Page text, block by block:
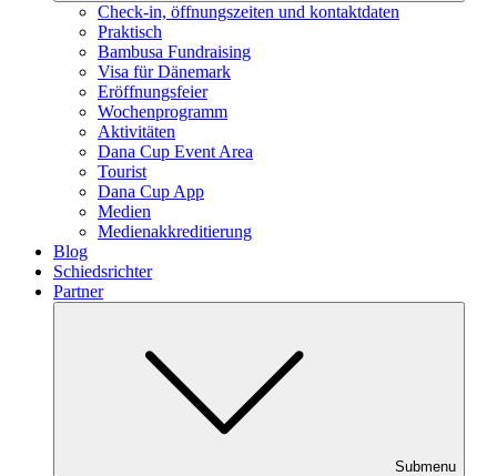
Check-in, öffnungszeiten und kontaktdaten
Praktisch
Bambusa Fundraising
Visa für Dänemark
Eröffnungsfeier
Wochenprogramm
Aktivitäten
Dana Cup Event Area
Tourist
Dana Cup App
Medien
Medienakkreditierung
Blog
Schiedsrichter
Partner
Submenu